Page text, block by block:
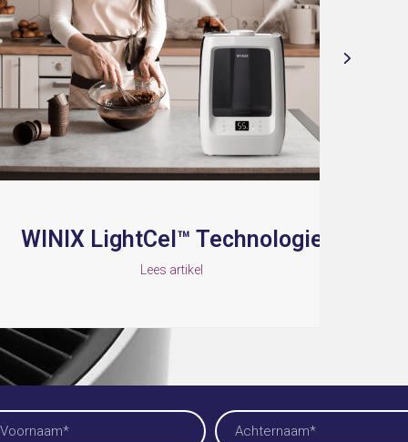
LightCel™ Technologie